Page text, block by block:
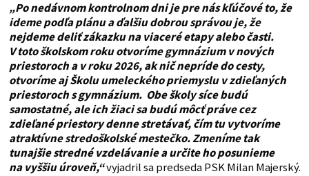
„Po nedávnom kontrolnom dni je pre nás kľúčové to, že
ideme podľa plánu a ďalšiu dobrou správou je, že
nejdeme deliť zákazku na viaceré etapy alebo časti.
V toto školskom roku otvoríme gymnázium v nových
priestoroch a v roku 2026, ak nič nepríde do cesty,
otvoríme aj Školu umeleckého priemyslu v zdieľaných
priestoroch s gymnázium. Obe školy síce budú
samostatné, ale ich žiaci sa budú môcť práve cez
zdieľané priestory denne stretávať, čím tu vytvoríme
atraktívne stredoškolské mestečko. Zmeníme tak
tunajšie stredné vzdelávanie a určite ho posunieme
na vyššiu úroveň,“vyjadril sa predseda PSK Milan Majerský.